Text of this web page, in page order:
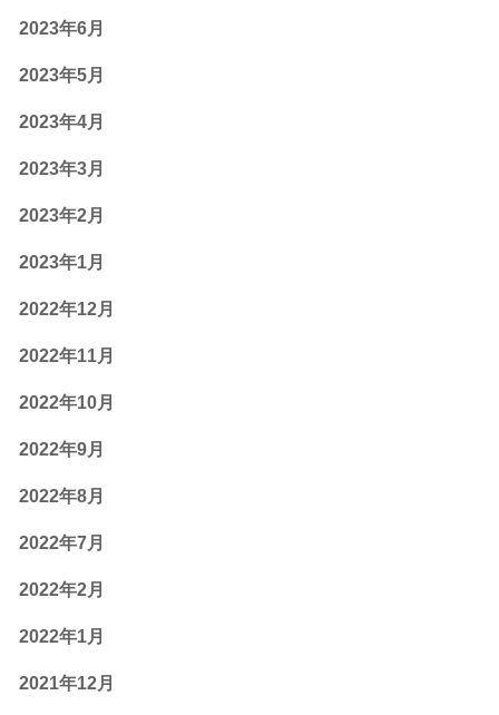
2023年6月
2023年5月
2023年4月
2023年3月
2023年2月
2023年1月
2022年12月
2022年11月
2022年10月
2022年9月
2022年8月
2022年7月
2022年2月
2022年1月
2021年12月